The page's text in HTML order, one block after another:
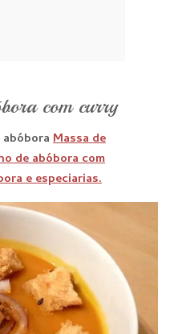
com curry
Massa de
de abóbora com
e especiarias.